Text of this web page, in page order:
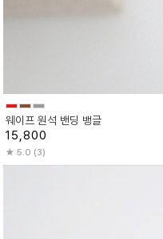
웨이프 원석 밴딩 뱅글
15,800
5.0 (3)